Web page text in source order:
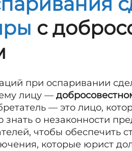
с
при оспаривании
лицу —
— это лицо,
знать о незаконности
чтобы обеспечить
которые юрист